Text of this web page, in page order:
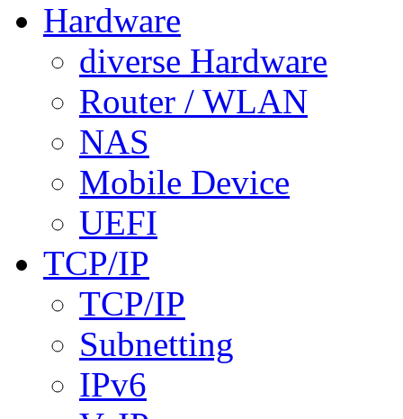
Hardware
diverse Hardware
Router / WLAN
NAS
Mobile Device
UEFI
TCP/IP
TCP/IP
Subnetting
IPv6